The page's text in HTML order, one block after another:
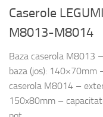
Caserole
M8013-M8014
Baza caserola M8013
baza (jos): 140×70mm
caserola M8014 –
150x80mm –